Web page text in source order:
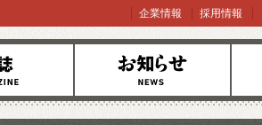
お知らせ オン
企業情報 採用情報